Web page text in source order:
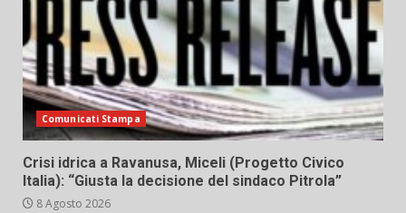
Comunicati Stampa
Crisi idrica a Ravanusa, Miceli (Progetto Civico
Italia): “Giusta la decisione del sindaco Pitrola”
8 Agosto 2026